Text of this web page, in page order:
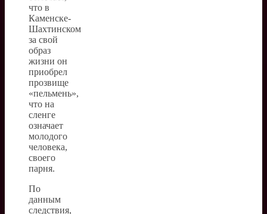
что в
Каменске-
Шахтинском
за свой
образ
жизни он
приобрел
прозвище
«пельмень»,
что на
сленге
означает
молодого
человека,
своего
парня.
По
данным
следствия,